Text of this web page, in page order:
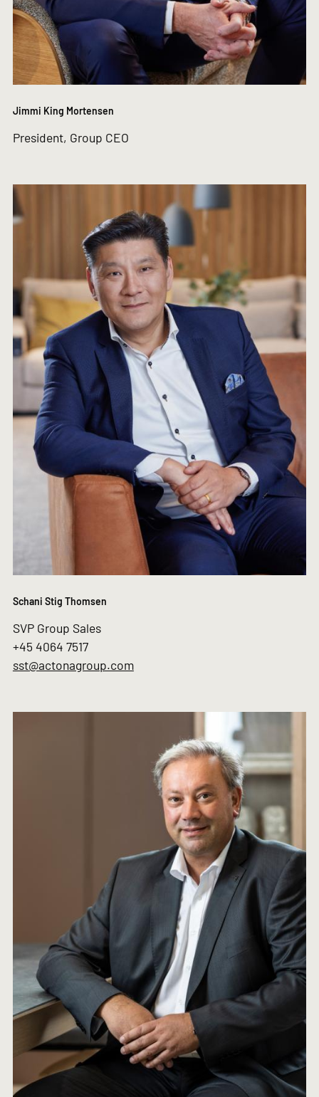
Jimmi King Mortensen
President, Group CEO
Schani Stig Thomsen
SVP Group Sales
+45 4064 7517
sst@actonagroup.com